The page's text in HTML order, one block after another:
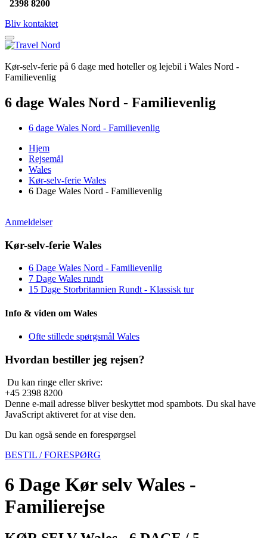
2398 8200
Bliv kontaktet
Kør-selv-ferie på 6 dage med hoteller og lejebil i Wales Nord -
Familievenlig
6 dage Wales Nord - Familievenlig
6 dage Wales Nord - Familievenlig
Hjem
Rejsemål
Wales
Kør-selv-ferie Wales
6 Dage Wales Nord - Familievenlig
Anmeldelser
Kør-selv-ferie Wales
6 Dage Wales Nord - Familievenlig
7 Dage Wales rundt
15 Dage Storbritannien Rundt - Klassisk tur
Info & viden om Wales
Ofte stillede spørgsmål Wales
Hvordan bestiller jeg rejsen?
Du kan ringe eller skrive:
+45 2398 8200
Denne e-mail adresse bliver beskyttet mod spambots. Du skal have
JavaScript aktiveret for at vise den.
Du kan også sende en forespørgsel
BESTIL / FORESPØRG
6 Dage Kør selv Wales -
Familierejse